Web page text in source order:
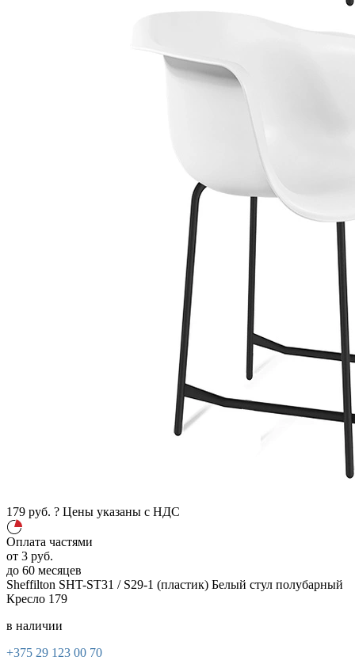
179 руб. ? Цены указаны с НДС
Оплата частями
от 3 руб.
до 60 месяцев
Sheffilton SHT-ST31 / S29-1 (пластик) Белый стул полубарный
Кресло 179
в наличии
+375 29 123 00 70